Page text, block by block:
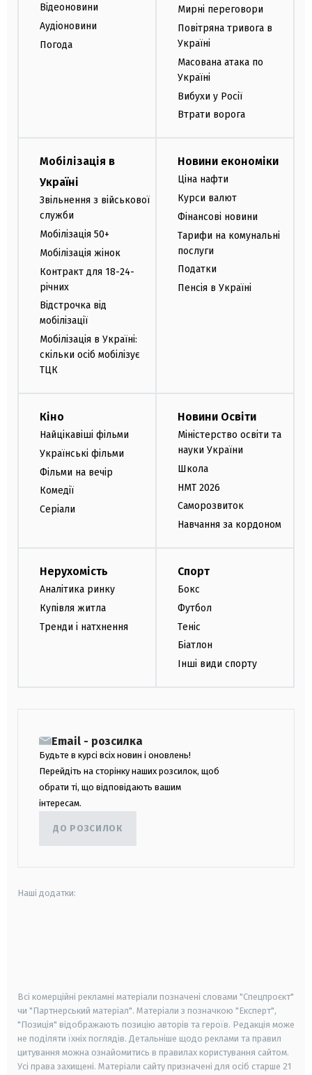
Відеоновини
Аудіоновини
Погода
Мирні переговори
Повітряна тривога в
Україні
Масована атака по
Україні
Вибухи у Росії
Втрати ворога
Мобілізація в
Україні
Звільнення з військової
служби
Мобілізація 50+
Мобілізація жінок
Контракт для 18-24-
річних
Відстрочка від
мобілізації
Мобілізація в Україні:
скільки осіб мобілізує
ТЦК
Новини економіки
Ціна нафти
Курси валют
Фінансові новини
Тарифи на комунальні
послуги
Податки
Пенсія в Україні
Кіно
Найцікавіші фільми
Українські фільми
Фільми на вечір
Комедії
Серіали
Новини Освіти
Міністерство освіти та
науки України
Школа
НМТ 2026
Саморозвиток
Навчання за кордоном
Нерухомість
Аналітика ринку
Купівля житла
Тренди і натхнення
Спорт
Бокс
Футбол
Теніс
Біатлон
Інші види спорту
Email - розсилка
Будьте в курсі всіх новин і оновлень!
Перейдіть на сторінку наших розсилок, щоб
обрати ті, що відповідають вашим
інтересам.
ДО РОЗСИЛОК
Наші додатки:
Всі комерційні рекламні матеріали позначені словами "Спецпроєкт"
чи "Партнерський матеріал". Матеріали з позначкою "Експерт",
"Позиція" відображають позицію авторів та героїв. Редакція може
не поділяти їхніх поглядів. Детальніше щодо реклами та правил
цитування можна ознайомитись в правилах користування сайтом.
Усі права захищені. Матеріали сайту призначені для осіб старше 21